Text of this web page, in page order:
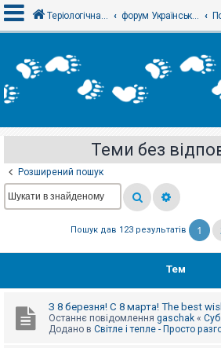
х
і
е
с
т
р
я
е
и
Теріологічна школа форум Українського теріологічного товариства
Теми без
Розширений пошук
Пошук дав 123 результатів 1
Тем
З 8 березня! С 8 марта! The best
Останнє повідомлення gaschak «
Додано в Світле і тепле - Просто